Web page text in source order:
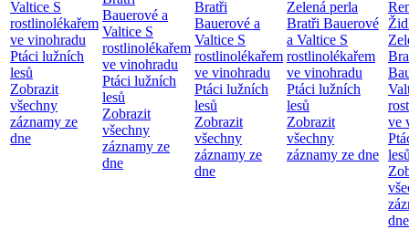
Valtice S
rostlinolékařem
ve vinohradu
Ptáci lužních
lesů
Zobrazit
všechny
záznamy ze
dne
Bauerové a
Valtice S
rostlinolékařem
ve vinohradu
Ptáci lužních
lesů
Zobrazit
všechny
záznamy ze
dne
Bratři
Bauerové a
Valtice S
rostlinolékařem
ve vinohradu
Ptáci lužních
lesů
Zobrazit
všechny
záznamy ze
dne
Zelená perla
Bratři Bauerové
a Valtice S
rostlinolékařem
ve vinohradu
Ptáci lužních
lesů
Zobrazit
všechny
záznamy ze dne
ve
dne